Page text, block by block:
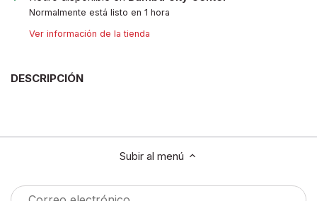
Normalmente está listo en 1 hora
Ver información de la tienda
DESCRIPCIÓN
Subir al menú